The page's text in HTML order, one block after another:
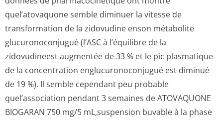
quel’atovaquone semble diminuer la vitesse de
transformation de la zidovudine enson métabolite
glucuronoconjugué (l’ASC à l’équilibre de la
zidovudineest augmentée de 33 % et le pic plasmatique
de la concentration englucuronoconjugué est diminué
de 19 %). Il semble cependant peu probable
quel’association pendant 3 semaines de ATOVAQUONE
BIOGARAN 750 mg/5 mL,suspension buvable à la phase